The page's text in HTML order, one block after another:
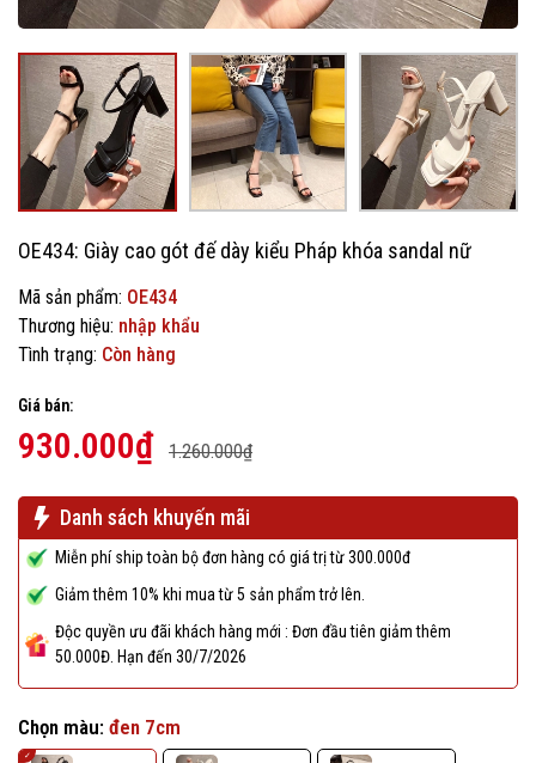
OE434: Giày cao gót đế dày kiểu Pháp khóa sandal nữ
Mã sản phẩm: OE434
Thương hiệu: nhập khẩu
Tình trạng: Còn hàng
Giá bán:
930.000₫ 1.260.000₫
Danh sách khuyến mãi
Miễn phí ship toàn bộ đơn hàng có giá trị từ 300.000đ
Giảm thêm 10% khi mua từ 5 sản phẩm trở lên.
Độc quyền ưu đãi khách hàng mới : Đơn đầu tiên giảm thêm
50.000Đ. Hạn đến 30/7/2026
Chọn màu: đen 7cm